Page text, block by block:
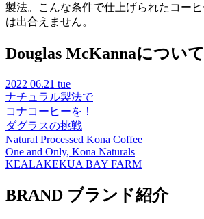
製法。こんな条件で仕上げられたコー
は出合えません。
Douglas McKannaについ
2022 06.21 tue
ナチュラル製法で
コナコーヒーを！
ダグラスの挑戦
Natural Processed Kona Coffee
One and Only, Kona Naturals
KEALAKEKUA BAY FARM
BRAND ブランド紹介